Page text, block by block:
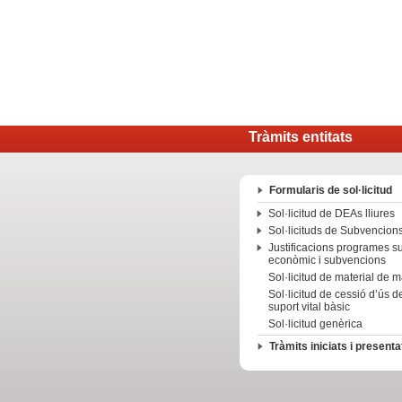
Tràmits entitats
Formularis de sol·licitud
Sol·licitud de DEAs lliures
Sol·licituds de
Justificacions programes
econòmic i subvencions
Sol·licitud de material de
Sol·licitud de cessió d’ús
suport vital bàsic
Sol·licitud genèrica
Tràmits iniciats i